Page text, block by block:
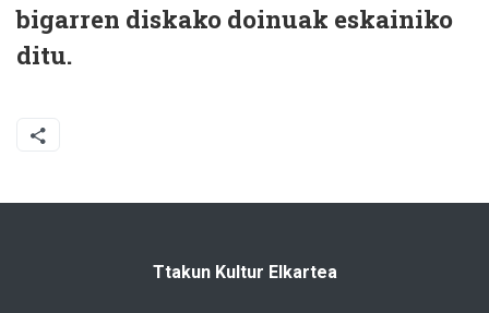
bigarren diskako doinuak eskainiko
ditu.
Ttakun Kultur Elkartea